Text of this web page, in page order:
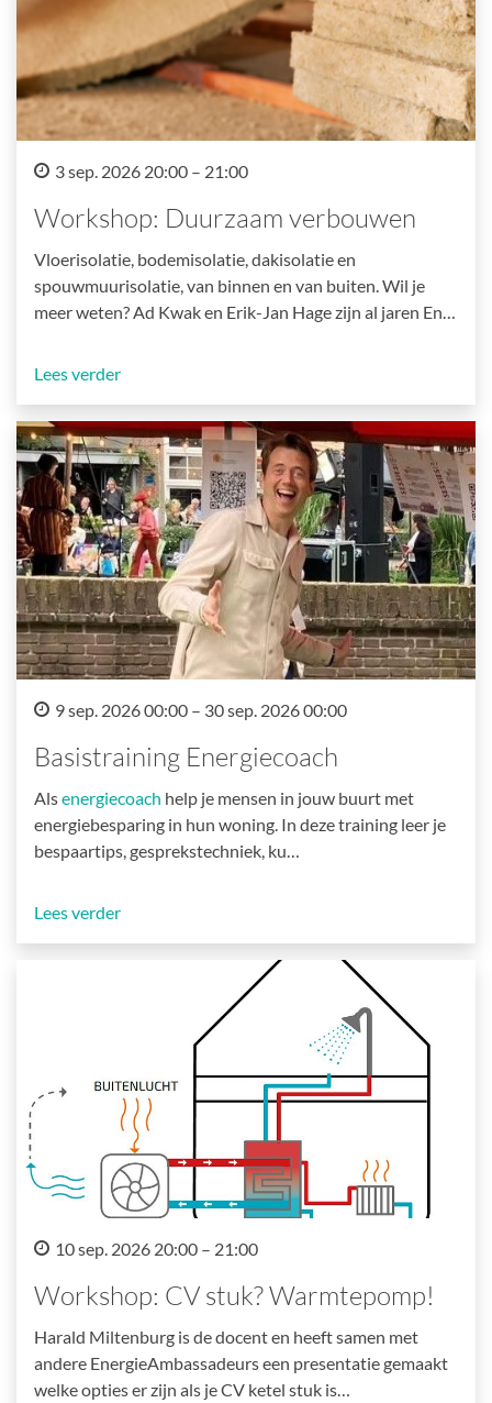
3 sep. 2026 20:00 – 21:00
Workshop: Duurzaam verbouwen
Vloerisolatie, bodemisolatie, dakisolatie en
spouwmuurisolatie, van binnen en van buiten. Wil je
meer weten? Ad Kwak en Erik-Jan Hage zijn al jaren En…
Lees verder
9 sep. 2026 00:00 – 30 sep. 2026 00:00
Basistraining Energiecoach
Alsenergiecoach help je mensen in jouw buurt met
energiebesparing in hun woning. In deze training leer je
bespaartips, gesprekstechniek, ku…
Lees verder
10 sep. 2026 20:00 – 21:00
Workshop: CV stuk? Warmtepomp!
Harald Miltenburg is de docent en heeft samen met
andere EnergieAmbassadeurs een presentatie gemaakt
welke opties er zijn als je CV ketel stuk is…